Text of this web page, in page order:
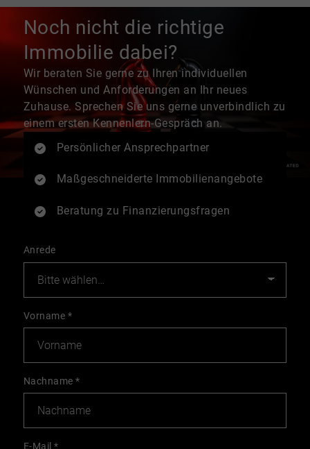
Noch nicht die richtige
Immobilie dabei?
Wir beraten Sie gerne zu Ihren individuellen
Wünschen und Anforderungen an Ihr neues
Zuhause. Sprechen Sie uns gerne unverbindlich zu
einem ersten Kennenlern-Gespräch an.
Persönlicher Ansprechpartner
Maßgeschneiderte Immobilienangebote
Beratung zu Finanzierungsfragen
Anrede
Vorname *
Nachname*
E-Mail*